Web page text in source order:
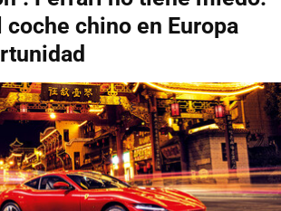
coche chino en Europa